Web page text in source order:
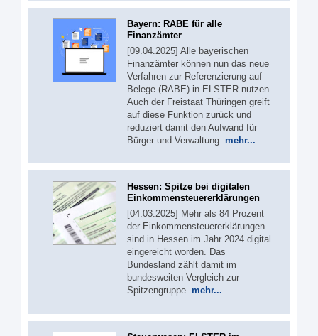
Bayern: RABE für alle
Finanzämter
[09.04.2025] Alle bayerischen
Finanzämter können nun das neue
Verfahren zur Referenzierung auf
Belege (RABE) in ELSTER nutzen.
Auch der Freistaat Thüringen greift
auf diese Funktion zurück und
reduziert damit den Aufwand für
Bürger und Verwaltung. mehr...
Hessen: Spitze bei digitalen
Einkommensteuererklärungen
[04.03.2025] Mehr als 84 Prozent
der Einkommensteuererklärungen
sind in Hessen im Jahr 2024 digital
eingereicht worden. Das
Bundesland zählt damit im
bundesweiten Vergleich zur
Spitzengruppe. mehr...